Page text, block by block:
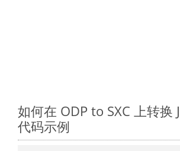
如何在 ODP to SXC 上转换
代码示例